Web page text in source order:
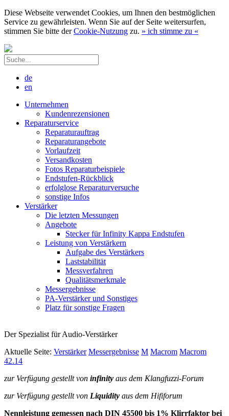
Diese Webseite verwendet Cookies, um Ihnen den bestmöglichen
Service zu gewährleisten. Wenn Sie auf der Seite weitersurfen,
stimmen Sie bitte derCookie-Nutzung zu. » ich stimme zu «
de
en
Unternehmen
Kundenrezensionen
Reparaturservice
Reparaturauftrag
Reparaturangebote
Vorlaufzeit
Versandkosten
Fotos Reparaturbeispiele
Endstufen-Rückblick
erfolglose Reparaturversuche
sonstige Infos
Verstärker
Die letzten Messungen
Angebote
Stecker für Infinity Kappa Endstufen
Leistung von Verstärkern
Aufgabe des Verstärkers
Laststabilität
Messverfahren
Qualitätsmerkmale
Messergebnisse
PA-Verstärker und Sonstiges
Platz für sonstige Fragen
Der Spezialist für Audio-Verstärker
Aktuelle Seite: Verstärker Messergebnisse M Macrom Macrom
42.14
zur Verfügung gestellt von infinity aus dem Klangfuzzi-Forum
zur Verfügung gestellt von Liquidity aus dem Hififorum
Nennleistung gemessen nach DIN 45500 bis 1% Klirrfaktor bei